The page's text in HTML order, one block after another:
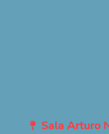
Sala Arturo